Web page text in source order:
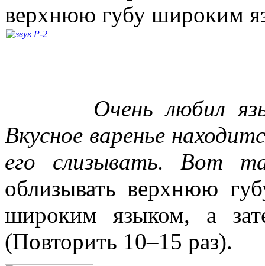
верхнюю губу широким
Очень любил
Вкусное варенье
его слизывать. Вот
облизывать верхнюю
широким языком, а
(Повторить 10–15 раз).